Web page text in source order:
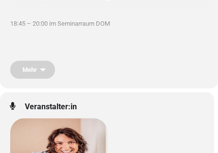
18:45 – 20:00 im Seminarraum DOM
Be in Balance – Schütteln Tanzen Sein
Erwecke die Liebe zum Leben. Schüttelmeditation nach OSHO
Lass dich berühren.
Mehr
Veranstalter:in